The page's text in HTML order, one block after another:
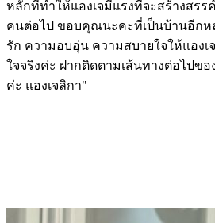
หลักที่ทำให้แองเจมีแรงที่จะสร้างสร
คนต่อไป ขอบคุณนะคะที่เป็นบ้านอีก
รัก ความอบอุ่น ความสบายใจให้แอง
ใจจริงค่ะ ฝากติดตามเส้นทางต่อไปข
ค่ะ แองเจลิกา"